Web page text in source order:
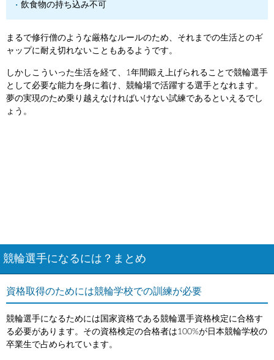
飲食物の持ち込み不可
まるで修行僧のような厳格なルールのため、それまでの生活とのギ
ャップに耐え切れないこともあるようです。
しかしこういった生活を経て、1年間鍛え上げられることで競輪選手
として必要な能力を身に着け、競輪場で活躍する選手となれます。
夢の実現のため乗り越えなければいけない試練であるといえるでし
ょう。
競輪選手になるには？まとめ
資格取得のためには競輪学校での訓練が必要
競輪選手になるためには国家資格である競輪選手資格検定に合格す
る必要があります。その資格検定の合格者は100%が日本競輪学校の
卒業生で占められています。